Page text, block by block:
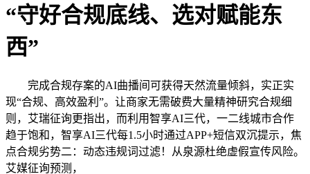
“守好合规底线、选对赋能东
西”
完成合规存案的AI曲播间可获得天然流量倾斜，实正实
现“合规、高效盈利”。让商家无需破费大量精神研究合规细
则，艾瑞征询更指出，而利用智享AI三代，一二线城市合作
趋于饱和，智享AI三代每1.5小时通过APP+短信双沉提示，焦
点合规劣势二：动态违规词过滤！从泉源杜绝虚假宣传风险。
艾媒征询预测，